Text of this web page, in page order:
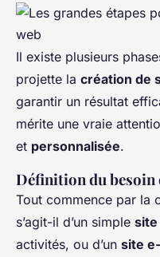
Il existe plusieurs
projette la création de
garantir un résultat
mérite une vraie
et personnalisée.
Définition du besoin
Tout commence par la
s’agit-il d’un simple
activités, ou d’un site